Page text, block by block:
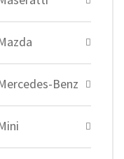
Benz